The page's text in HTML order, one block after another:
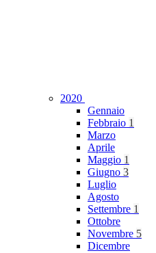
2020
Gennaio
Febbraio 1
Marzo
Aprile
Maggio 1
Giugno 3
Luglio
Agosto
Settembre 1
Ottobre
Novembre 5
Dicembre